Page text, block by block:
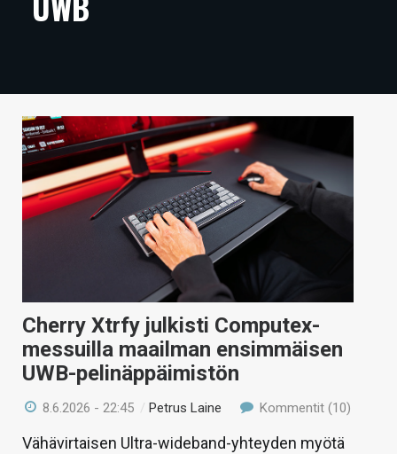
ARTIKKELIT
TECHBBS
TIETOA
HINTA.FI
KAUPPA
HAKU
Cherry Xtrfy julkisti Computex-
messuilla maailman ensimmäisen
UWB-pelinäppäimistön
8.6.2026 - 22:45 /Petrus Laine Kommentit (10)
Vähävirtaisen Ultra-wideband-yhteyden myötä